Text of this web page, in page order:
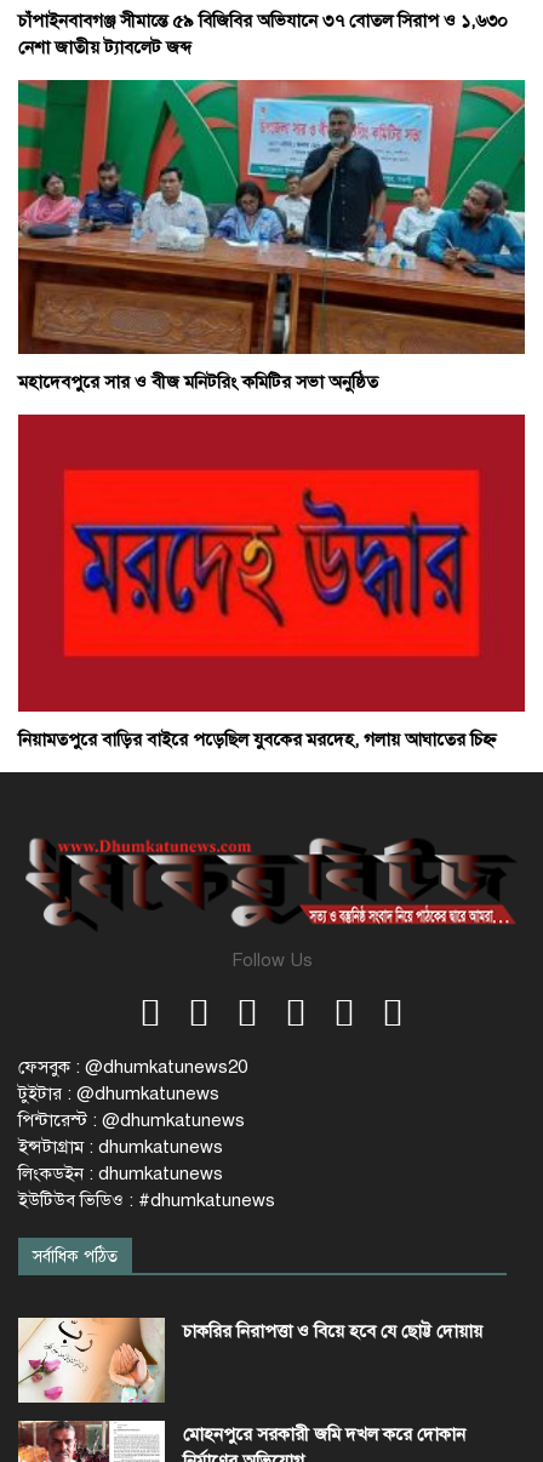
চাঁপাইনবাবগঞ্জ সীমান্তে ৫৯ বিজিবির অভিযানে ৩৭ বোতল সিরাপ ও ১,৬৩০
নেশা জাতীয় ট্যাবলেট জব্দ
মহাদেবপুরে সার ও বীজ মনিটরিং কমিটির সভা অনুষ্ঠিত
নিয়ামতপুরে বাড়ির বাইরে পড়েছিল যুবকের মরদেহ, গলায় আঘাতের চিহ্ন
Follow Us
ফেসবুক : @dhumkatunews20
টুইটার : @dhumkatunews
পিন্টারেস্ট : @dhumkatunews
ইন্সটাগ্রাম : dhumkatunews
লিংকডইন : dhumkatunews
ইউটিউব ভিডিও : #dhumkatunews
সর্বাধিক পঠিত
চাকরির নিরাপত্তা ও বিয়ে হবে যে ছোট্ট দোয়ায়
মোহনপুরে সরকারী জমি দখল করে দোকান